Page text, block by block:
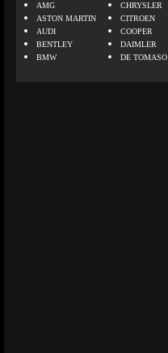
AMG
ASTON MARTIN
AUDI
BENTLEY
BMW
CHRYSLER
CITROEN
COOPER
DAIMLER
DE TOMASO